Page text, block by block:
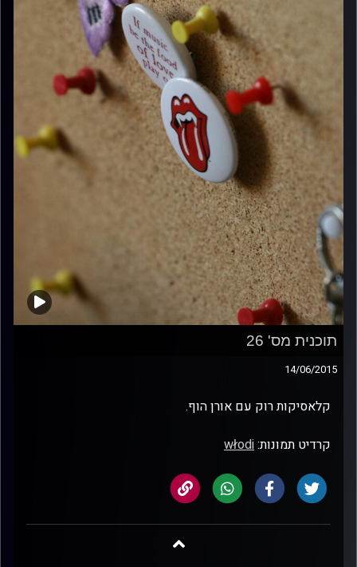
תוכנית מס' 26
14/06/2015
קלאסיקות רוק עם אורן הוף.
קרדיט תמונות:włodi